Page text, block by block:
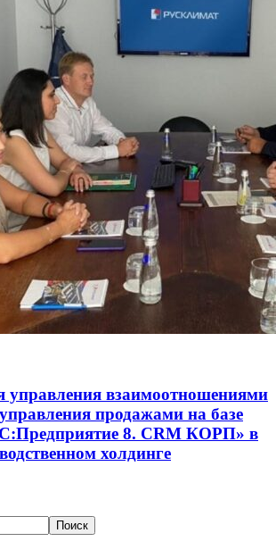
управления взаимоотношениями
продажами на базе
8. CRM КОРП» в
холдинге
Поиск